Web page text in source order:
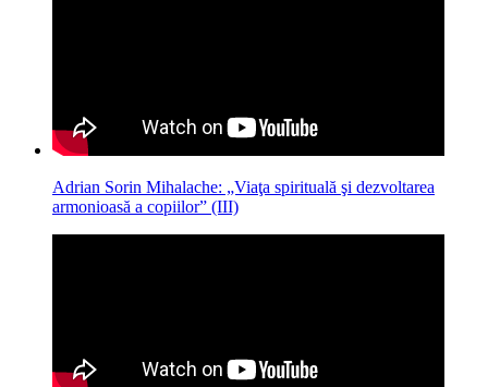
Adrian Sorin Mihalache: „Viaţa spirituală şi dezvoltarea
armonioasă a copiilor” (III)